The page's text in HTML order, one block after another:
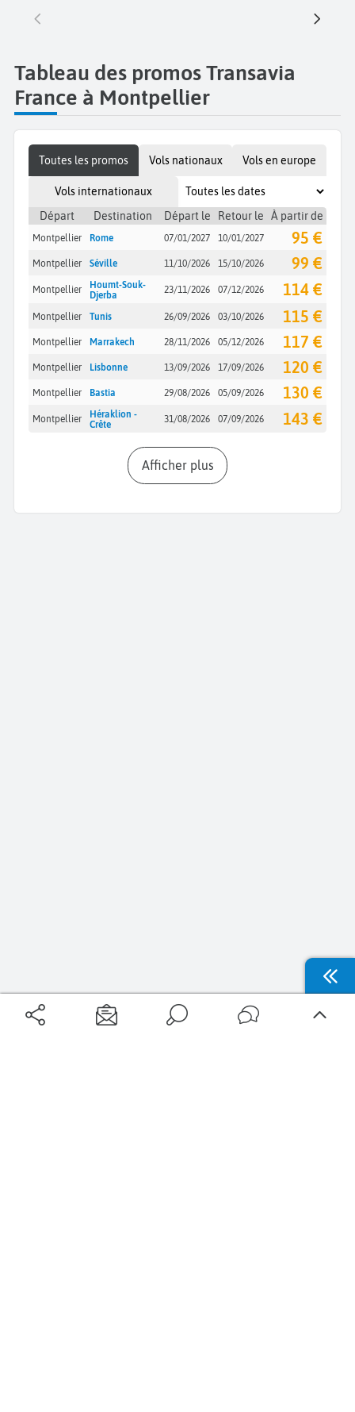
Tableau des promos Transavia
France à Montpellier
Toutes les promos Vols nationaux Vols en europe
Vols internationaux
Départ
Destination Départ le Retour le À partir de
Montpellier Rome 07/01/2027 10/01/2027 95 €
Montpellier Séville 11/10/2026 15/10/2026 99 €
Montpellier
Houmt-Souk-
Djerba
23/11/2026 07/12/2026 114 €
Montpellier Tunis 26/09/2026 03/10/2026 115 €
Montpellier Marrakech 28/11/2026 05/12/2026 117 €
Montpellier Lisbonne 13/09/2026 17/09/2026 120 €
Montpellier Bastia 29/08/2026 05/09/2026 130 €
Montpellier
Héraklion -
Crête
31/08/2026 07/09/2026 143 €
Afficher plus